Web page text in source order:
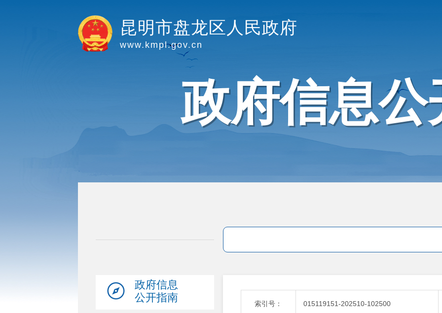
昆明市盘龙区人民政府
www.kmpl.gov.cn
政府信息公
政府信息
公开指南
索引号： 015119151-202510-102500